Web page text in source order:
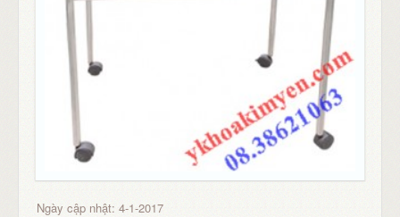
Ngày cập nhật: 4-1-2017